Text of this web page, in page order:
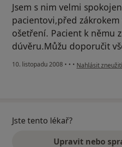
Jsem s nim velmi
pacientovi,před
ošetření. Pacient k němu
dúvěru.Můžu doporučit
10. listopadu 2008 • • • podle názoru
Nahlásit zneužití
Jste tento lékař?
Upravit nebo